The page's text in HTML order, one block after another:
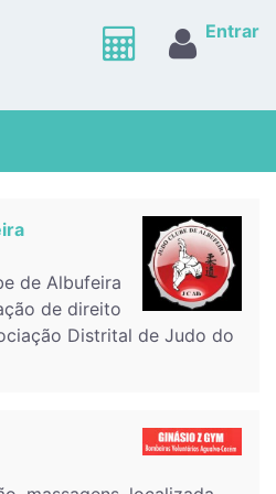
Entrar
de Albufeira
de direito
Distrital de Judo do